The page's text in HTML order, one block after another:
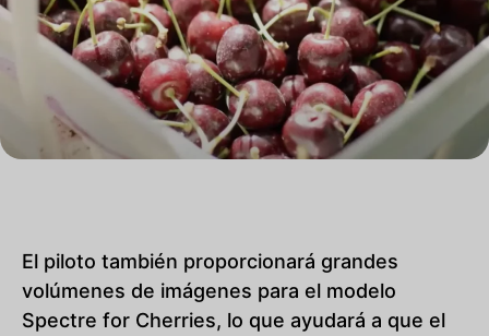
El piloto también proporcionará grandes
volúmenes de imágenes para el modelo
Spectre for Cherries, lo que ayudará a que el